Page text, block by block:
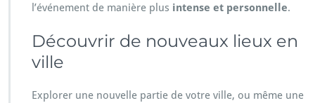
l’événement de manière plus intense et personnelle.
Découvrir de nouveaux lieux en
ville
Explorer une nouvelle partie de votre ville, ou même une